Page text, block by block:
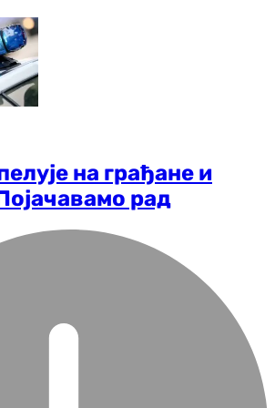
на грађане и
рад